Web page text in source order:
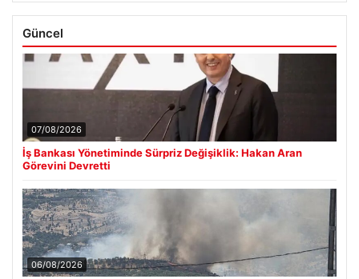
Güncel
07/08/2026
İş Bankası Yönetiminde Sürpriz Değişiklik: Hakan Aran
Görevini Devretti
06/08/2026